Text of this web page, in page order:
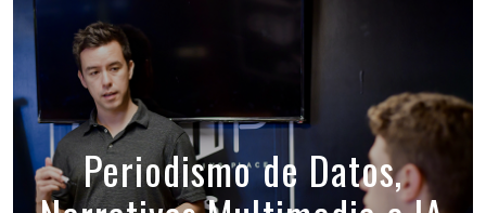
Periodismo de Datos,